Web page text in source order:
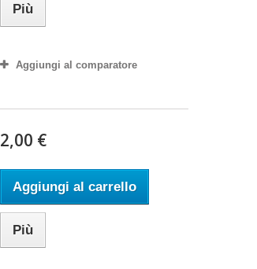
Più
Aggiungi al comparatore
2,00 €
Aggiungi al carrello
Più